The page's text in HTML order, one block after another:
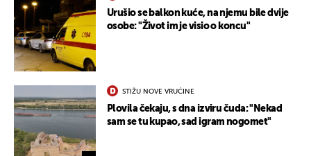
Urušio se balkon kuće, na njemu bile dvije
osobe: "Život im je visio o koncu"
STIŽU NOVE VRUĆINE
Plovila čekaju, s dna izviru čuda: "Nekad
sam se tu kupao, sad igram nogomet"